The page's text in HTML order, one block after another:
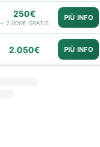
250€
+ 2.000€ GRATIS
PIÙ INFO
2.050€ PIÙ INFO